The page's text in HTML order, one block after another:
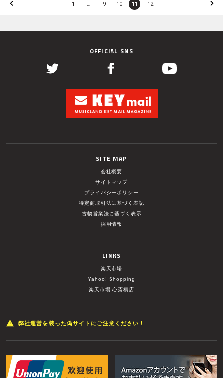
1 … 9 10 11 12
OFFICIAL SNS
SITE MAP
会社概要
サイトマップ
プライバシーポリシー
特定商取引法に基づく表記
古物営業法に基づく表示
採用情報
LINKS
楽天市場
Yahoo! Shopping
楽天市場 心斎橋店
弊社運営を装った偽サイトにご注意ください！